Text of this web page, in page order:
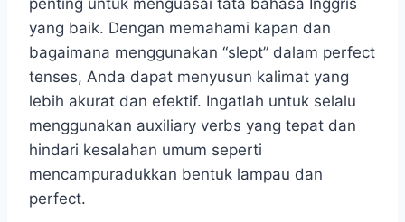
penting untuk menguasai tata bahasa Inggris
yang baik. Dengan memahami kapan dan
bagaimana menggunakan “slept” dalam perfect
tenses, Anda dapat menyusun kalimat yang
lebih akurat dan efektif. Ingatlah untuk selalu
menggunakan auxiliary verbs yang tepat dan
hindari kesalahan umum seperti
mencampuradukkan bentuk lampau dan
perfect.